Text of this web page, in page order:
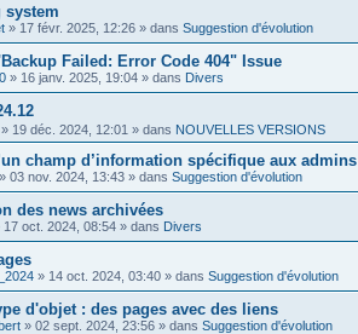
system
» 17 févr. 2025, 12:26 » dans Suggestion d'évolution
Failed: Error Code 404" Issue
» 16 janv. 2025, 19:04 » dans Divers
» 19 déc. 2024, 12:01 » dans NOUVELLES VERSIONS
champ d’information spécifique aux admins
» 03 nov. 2024, 13:43 » dans Suggestion d'évolution
des news archivées
17 oct. 2024, 08:54 » dans Divers
» 14 oct. 2024, 03:40 » dans Suggestion d'évolution
d'objet : des pages avec des liens
» 02 sept. 2024, 23:56 » dans Suggestion d'évolution